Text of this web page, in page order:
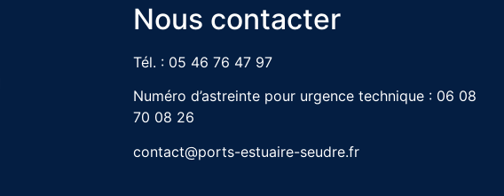
Nous contacter
Tél. : 05 46 76 47 97
Numéro d’astreinte pour urgence technique : 06 08
70 08 26
contact@ports-estuaire-seudre.fr